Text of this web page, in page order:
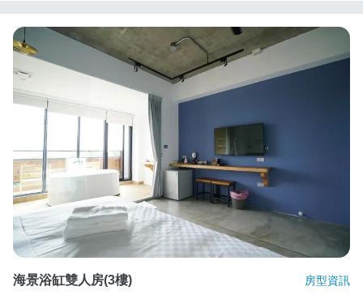
海景浴缸雙人房(3樓) 房型資訊